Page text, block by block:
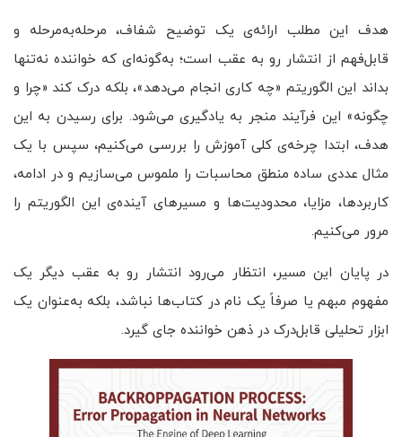
هدف این مطلب ارائه‌ی یک توضیح شفاف، مرحله‌به‌مرحله و
قابل‌فهم از انتشار رو به عقب است؛ به‌گونه‌ای که خواننده نه‌تنها
بداند این الگوریتم «چه کاری انجام می‌دهد»، بلکه درک کند «چرا و
چگونه» این فرآیند منجر به یادگیری می‌شود. برای رسیدن به این
هدف، ابتدا چرخه‌ی کلی آموزش را بررسی می‌کنیم، سپس با یک
مثال عددی ساده منطق محاسبات را ملموس می‌سازیم و در ادامه،
کاربردها، مزایا، محدودیت‌ها و مسیرهای آینده‌ی این الگوریتم را
مرور می‌کنیم.
در پایان این مسیر، انتظار می‌رود انتشار رو به عقب دیگر یک
مفهوم مبهم یا صرفاً یک نام در کتاب‌ها نباشد، بلکه به‌عنوان یک
ابزار تحلیلی قابل‌درک در ذهن خواننده جای گیرد.